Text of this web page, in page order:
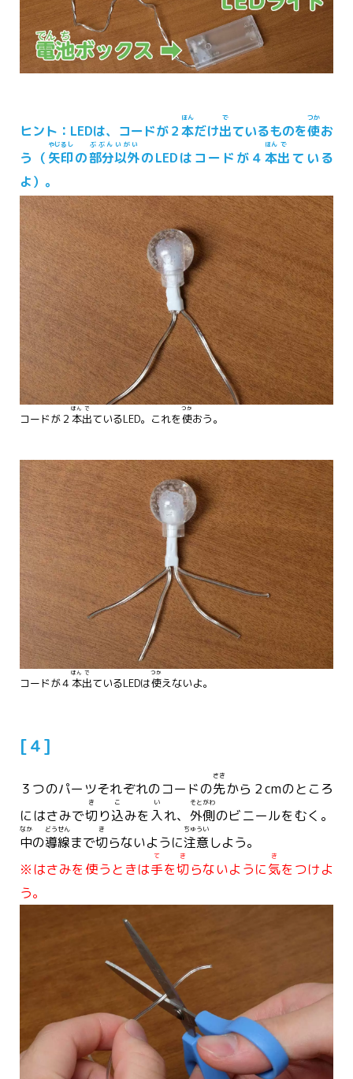
ヒント：LEDは、コードが２本
ほん
だけ出
で
ているものを使
つか
お
う（ 矢印
やじるし
の部分
ぶぶん
以外
いがい
のLEDはコードが４ 本
ほん
出
で
ている
よ）。
コードが２ 本
ほん
出
で
ているLED。これを使
つか
おう。
コードが４ 本
ほん
出
で
ているLEDは使
つか
えないよ。
[４]
３つのパーツそれぞれのコードの先
さき
から２cmのところ
にはさみで切
き
り込
こ
みを 入
い
れ、 外側
そとがわ
のビニールをむく。
中
なか
の導線
どうせん
まで切
き
らないように注意
ちゅうい
しよう。
※はさみを使うときは手
て
を切
き
らないように気
き
をつけよ
う。